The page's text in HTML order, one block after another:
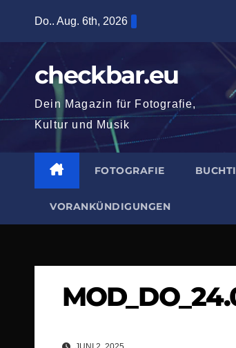
springen
Do.. Aug. 6th, 2026
checkbar.eu
Dein Magazin für Fotografie,
Kultur und Musik
FOTOGRAFIE
VORANKÜNDIGUNGEN